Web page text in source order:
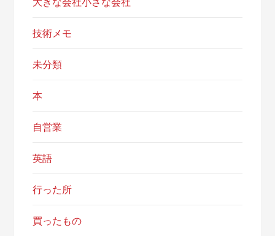
技術メモ
未分類
本
自営業
英語
行った所
買ったもの